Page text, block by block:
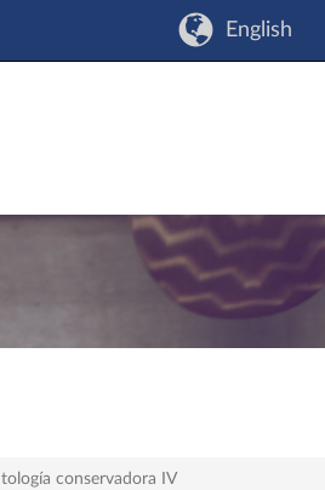
English
conservadora IV